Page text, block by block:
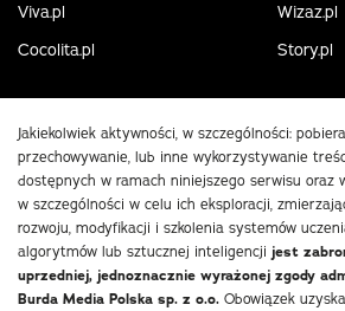
Viva.pl
Wizaz.pl
Cocolita.pl
Story.pl
Jakiekolwiek aktywności, w szczególności:
przechowywanie, lub inne wykorzystywanie
dostępnych w ramach niniejszego serwisu oraz
w szczególności w celu ich eksploracji,
rozwoju, modyfikacji i szkolenia systemów
algorytmów lub sztucznej inteligencji jest
uprzedniej, jednoznacznie wyrażonej zgody
Burda Media Polska sp. z o.o. Obowiązek